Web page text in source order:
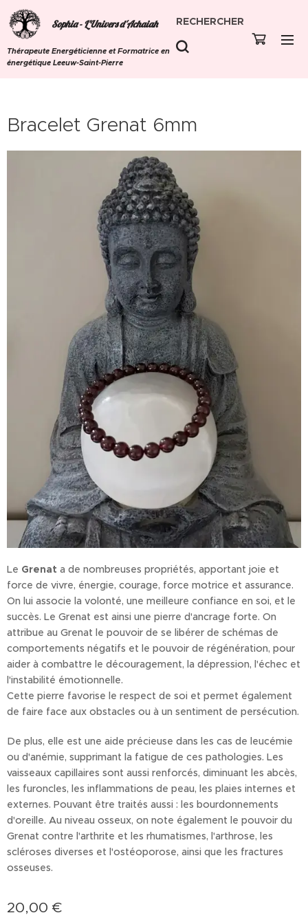
Sophia - L'Univers d'Achaiah
Thérapeute Energéticienne et Formatrice en
énergétique Leeuw-Saint-Pierre
RECHERCHER
Bracelet Grenat 6mm
Le Grenat a de nombreuses propriétés, apportant joie et
force de vivre, énergie, courage, force motrice et assurance.
On lui associe la volonté, une meilleure confiance en soi, et le
succès. Le Grenat est ainsi une pierre d'ancrage forte. On
attribue au Grenat le pouvoir de se libérer de schémas de
comportements négatifs et le pouvoir de régénération, pour
aider à combattre le découragement, la dépression, l'échec et
l'instabilité émotionnelle.
Cette pierre favorise le respect de soi et permet également
de faire face aux obstacles ou à un sentiment de persécution.
De plus, elle est une aide précieuse dans les cas de leucémie
ou d'anémie, supprimant la fatigue de ces pathologies. Les
vaisseaux capillaires sont aussi renforcés, diminuant les abcès,
les furoncles, les inflammations de peau, les plaies internes et
externes. Pouvant être traités aussi : les bourdonnements
d'oreille. Au niveau osseux, on note également le pouvoir du
Grenat contre l'arthrite et les rhumatismes, l'arthrose, les
scléroses diverses et l'ostéoporose, ainsi que les fractures
osseuses.
20,00 €